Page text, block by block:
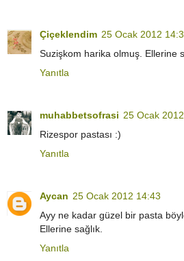
Çiçeklendim 25 Ocak 2012
Suzişkom harika olmuş. Ellerine
Yanıtla
muhabbetsofrasi 25 Ocak
Rizespor pastası :)
Yanıtla
Aycan 25 Ocak 2012 14:43
Ayy ne kadar güzel bir pasta
Ellerine sağlık.
Yanıtla